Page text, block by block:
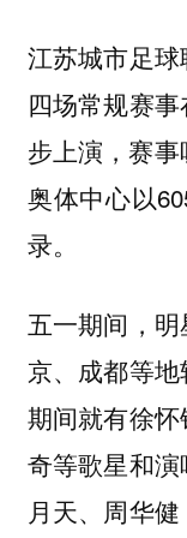
江苏城市足
四场常规赛
步上演，赛
奥体中心以
录。
五一期间，
京、成都等
期间就有徐
奇等歌星和
月天、周华